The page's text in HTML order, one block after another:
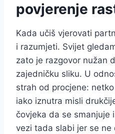
povjerenje
Kada učiš vjerovati
i razumjeti. Svijet
zato je razgovor nužan
zajedničku sliku. U
strah od procjene:
iako iznutra misli
čovjeka da se smanjuje
vezi tada slabi jer se ne